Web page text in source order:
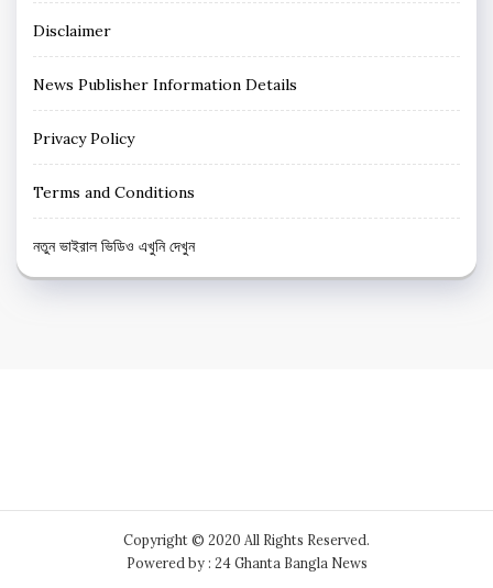
Disclaimer
News Publisher Information Details
Privacy Policy
Terms and Conditions
নতুন ভাইরাল ভিডিও এখুনি দেখুন
Copyright © 2020 All Rights Reserved.
Powered by : 24 Ghanta Bangla News